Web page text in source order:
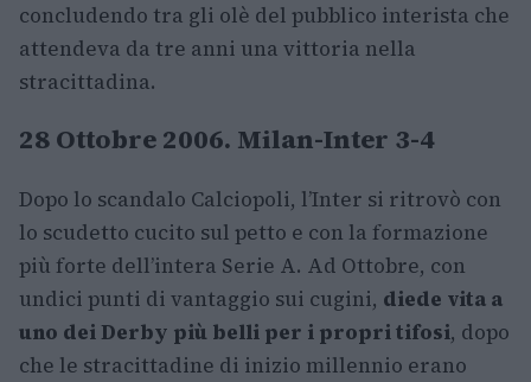
concludendo tra gli olè del pubblico interista che
attendeva da tre anni una vittoria nella
stracittadina.
28 Ottobre 2006. Milan-Inter 3-4
Dopo lo scandalo Calciopoli, l’Inter si ritrovò con
lo scudetto cucito sul petto e con la formazione
più forte dell’intera Serie A. Ad Ottobre, con
undici punti di vantaggio sui cugini, diede vita a
uno dei Derby più belli per i propri tifosi, dopo
che le stracittadine di inizio millennio erano